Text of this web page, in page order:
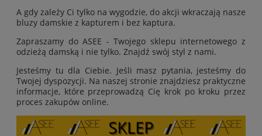
A gdy zależy Ci tylko na wygodzie, do akcji wkraczają nasze
bluzy damskie z kapturem i bez kaptura.
Zapraszamy do ASEE - Twojego sklepu internetowego z
odzieżą damską i nie tylko. Znajdź swój styl z nami.
Jesteśmy tu dla Ciebie. Jeśli masz pytania, jesteśmy do
Twojej dyspozycji. Na naszej stronie znajdziesz praktyczne
informacje, które przeprowadzą Cię krok po kroku przez
proces zakupów online.